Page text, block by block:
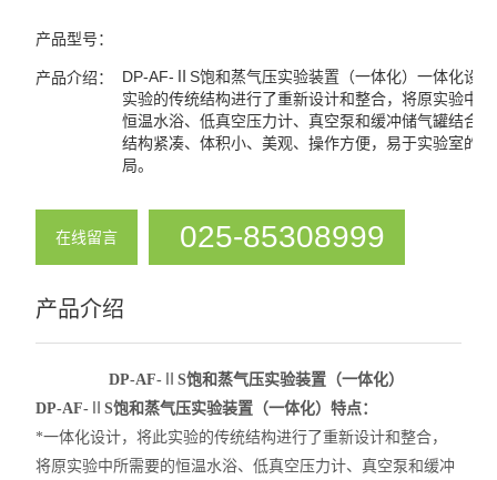
中和热实验装置
溶解热实验装置
凝固点实验装置
产品型号：
产品介绍：
DP-AF-ⅡS饱和蒸气压实验装置（一体化）一体化设
实验的传统结构进行了重新设计和整合，将原实验中
恒温水浴、低真空压力计、真空泵和缓冲储气罐结合
结构紧凑、体积小、美观、操作方便，易于实验室的
局。
在线留言 025-85308999
产品介绍
DP-AF-
S饱和蒸气压实验装置（一体化）
DP-AF- ⅡS饱和蒸气压实验装置（一体化）特点：
*一体化设计，将此实验的传统结构进行了重新设计和整合，
将原实验中所需要的恒温水浴、低真空压力计、真空泵和缓冲